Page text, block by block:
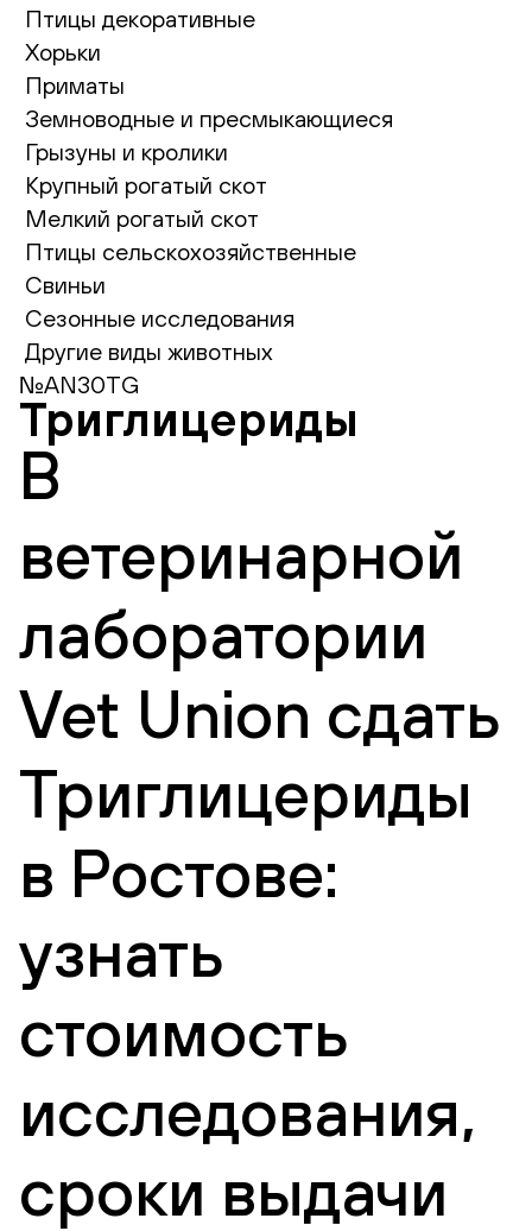
Птицы декоративные
Хорьки
Приматы
Земноводные и пресмыкающиеся
Грызуны и кролики
Крупный рогатый скот
Мелкий рогатый скот
Птицы сельскохозяйственные
Свиньи
Сезонные исследования
Другие виды животных
№AN30TG
Триглицериды
В
ветеринарной
лаборатории
Vet Union сдать
Триглицериды
в Ростове:
узнать
стоимость
исследования,
сроки выдачи